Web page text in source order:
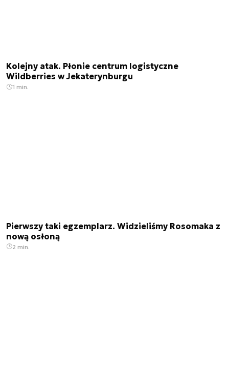
Kolejny atak. Płonie centrum logistyczne
Wildberries w Jekaterynburgu
1 min.
Pierwszy taki egzemplarz. Widzieliśmy Rosomaka z
nową osłoną
2 min.